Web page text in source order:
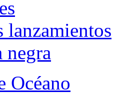
lanzamientos
negra
Océano